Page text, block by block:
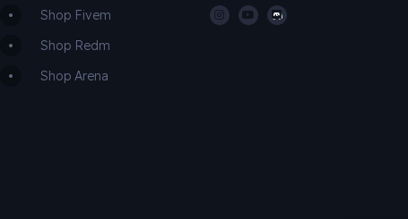
Shop Fivem
Shop Redm
Shop Arena